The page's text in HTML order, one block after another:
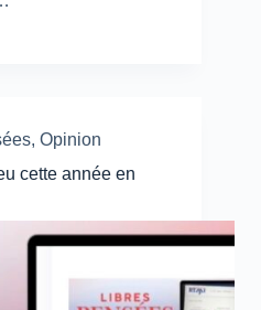
, Opinion
cette année en